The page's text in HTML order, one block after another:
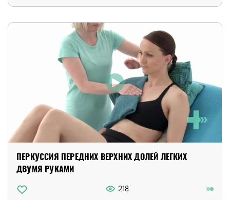
ПЕРКУССИЯ ПЕРЕДНИХ ВЕРХНИХ ДОЛЕЙ ЛЕГКИХ
ДВУМЯ РУКАМИ
218